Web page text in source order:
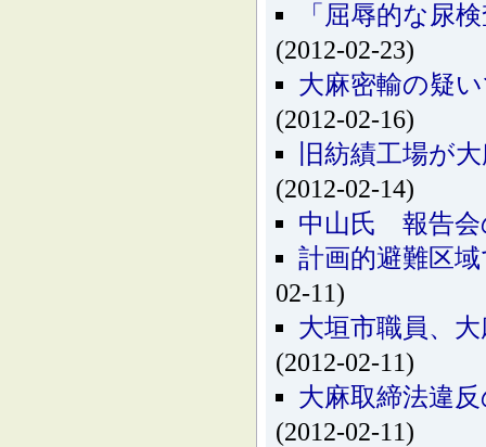
「屈辱的な尿
(2012-02-23)
大麻密輸の疑
(2012-02-16)
旧紡績工場が
(2012-02-14)
中山氏 報告会
計画的避難区
02-11)
大垣市職員、
(2012-02-11)
大麻取締法違
(2012-02-11)